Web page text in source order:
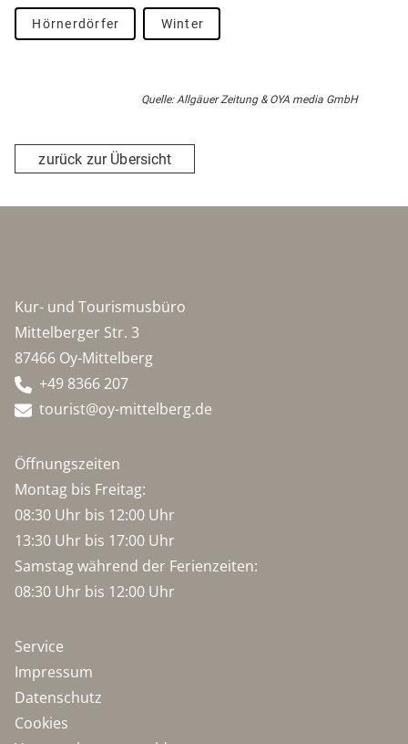
Hörnerdörfer Winter
Quelle: Allgäuer Zeitung & OYA media GmbH
zurück zur Übersicht
Kur- und Tourismusbüro
Mittelberger Str. 3
87466 Oy-Mittelberg
+49 8366 207
tourist@oy-mittelberg.de
Öffnungszeiten
Montag bis Freitag:
08:30 Uhr bis 12:00 Uhr
13:30 Uhr bis 17:00 Uhr
Samstag während der Ferienzeiten:
08:30 Uhr bis 12:00 Uhr
Service
Impressum
Datenschutz
Cookies